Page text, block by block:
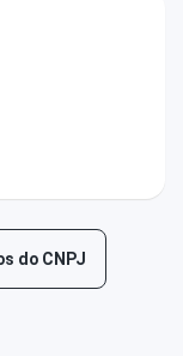
do CNPJ